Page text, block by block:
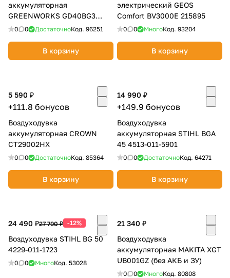
аккумуляторная
GREENWORKS GD40BG3
2408207UB
0 0 ДостаточноКод. 96251
В корзину
электрический GEOS
Comfort BV3000E 215895
0 0 МногоКод. 93204
В корзину
5 590 ₽
+111.8 бонусов
Воздуходувка
аккумуляторная CROWN
CT29002HX
0 0 ДостаточноКод. 85364
В корзину
14 990 ₽
+149.9 бонусов
Воздуходувка
аккумуляторная STIHL BGA
45 4513-011-5901
0 0 ДостаточноКод. 64271
В корзину
24 490 ₽27 790 ₽ -12%
Воздуходувка STIHL BG 50
4229-011-1723
0 0 МногоКод. 53028
21 340 ₽
Воздуходувка
аккумуляторная MAKITA XGT
UB001GZ (без АКБ и ЗУ)
0 0 МногоКод. 80808